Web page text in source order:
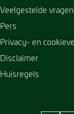
Veelgestelde
Pers
Privacy- en
Disclaimer
Huisregels